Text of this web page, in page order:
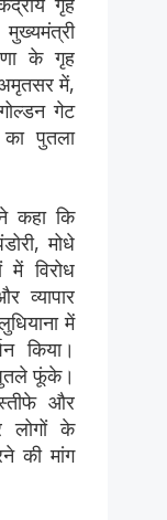
के गृह
में,
गेट
पुतला
कहा कि
मोधे
में विरोध
व्यापार
में
किया।
फूंके।
और
लोगों के
की मांग